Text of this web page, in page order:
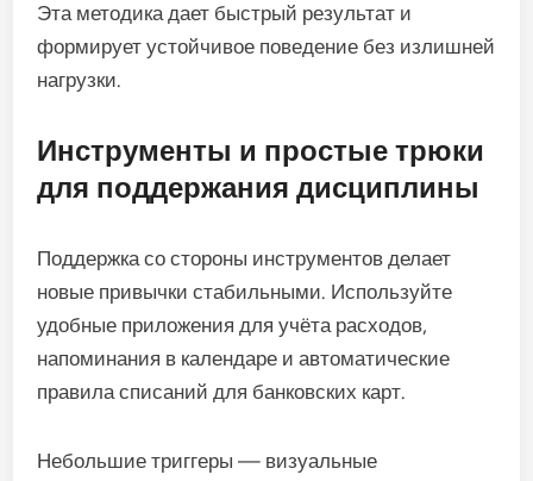
Эта методика дает быстрый результат и
формирует устойчивое поведение без излишней
нагрузки.
Инструменты и простые трюки
для поддержания дисциплины
Поддержка со стороны инструментов делает
новые привычки стабильными. Используйте
удобные приложения для учёта расходов,
напоминания в календаре и автоматические
правила списаний для банковских карт.
Небольшие триггеры — визуальные